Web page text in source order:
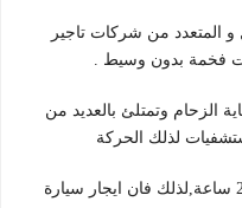
و المتعدد من شركات تاجير
فخمة بدون وسيط .
وتمتلئ بالعديد من
لذلك الحركة
بها تعتبر دائمة و مستمرة على مدار 24 ساعة,لذلك فان ايجار سيارة